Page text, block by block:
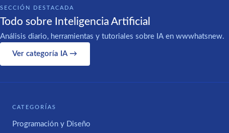
SECCIÓN DESTACADA
Todo sobre Inteligencia Artificial
Análisis diario, herramientas y tutoriales sobre IA en wwwhatsnew.
Ver categoría IA →
CATEGORÍAS
Programación y Diseño